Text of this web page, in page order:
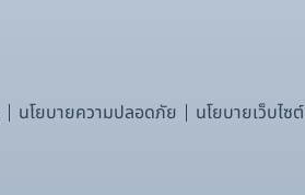
นโยบายความปลอดภัย นโยบายเว็บไซต์